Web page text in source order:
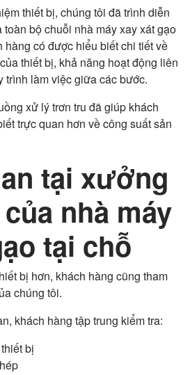
thiết bị, chúng tôi đã trình diễn
bộ chuỗi nhà máy xay xát gạo
hàng có được hiểu biết chi tiết về
thiết bị, khả năng hoạt động liên
trình làm việc giữa các bước.
xử lý trơn tru đã giúp khách
trực quan hơn về công suất sản
tại xưởng
nhà máy
tại chỗ
bị hơn, khách hàng cũng tham
chúng tôi.
khách hàng tập trung kiểm tra:
bị